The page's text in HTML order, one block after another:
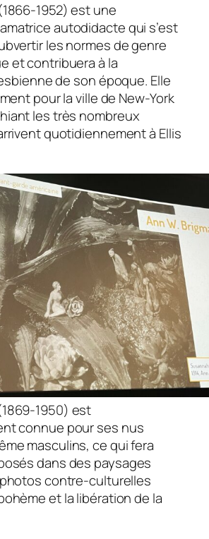
1952) est une
autodidacte qui s’est
les normes de genre
et contribuera à la
de son époque. Elle
pour la ville de New-York
les très nombreux
quotidiennement à Ellis
1950) est
connue pour ses nus
masculins, ce qui fera
dans des paysages
contre-culturelles
et la libération de la